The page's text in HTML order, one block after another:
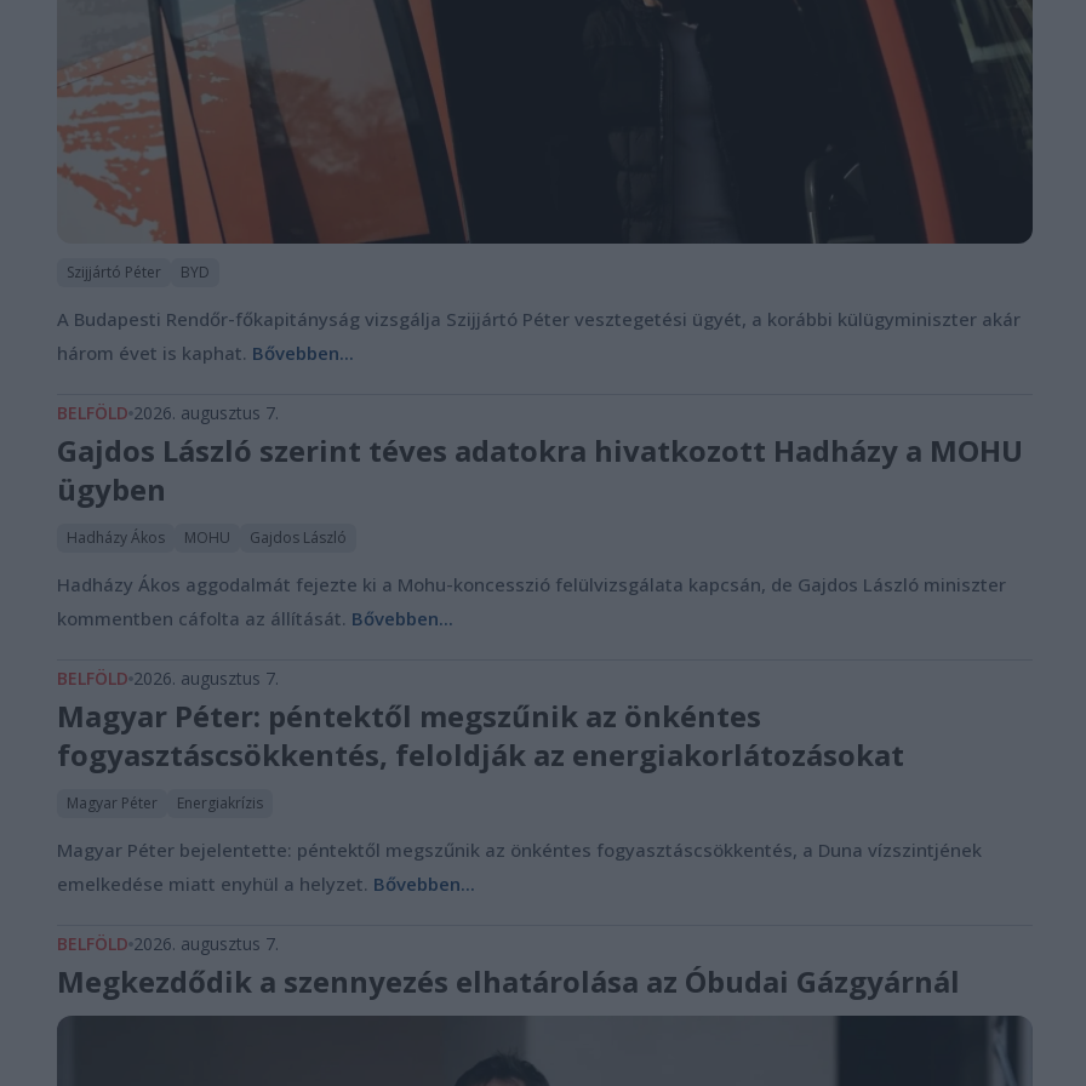
Szijjártó Péter BYD
A Budapesti Rendőr-főkapitányság vizsgálja Szijjártó Péter vesztegetési ügyét, a korábbi külügyminiszter akár
három évet is kaphat. Bővebben...
BELFÖLD 2026. augusztus 7.
Gajdos László szerint téves adatokra hivatkozott Hadházy a MOHU
ügyben
Hadházy Ákos MOHU Gajdos László
Hadházy Ákos aggodalmát fejezte ki a Mohu-koncesszió felülvizsgálata kapcsán, de Gajdos László miniszter
kommentben cáfolta az állítását. Bővebben...
BELFÖLD 2026. augusztus 7.
Magyar Péter: péntektől megszűnik az önkéntes
fogyasztáscsökkentés, feloldják az energiakorlátozásokat
Magyar Péter Energiakrízis
Magyar Péter bejelentette: péntektől megszűnik az önkéntes fogyasztáscsökkentés, a Duna vízszintjének
emelkedése miatt enyhül a helyzet. Bővebben...
BELFÖLD 2026. augusztus 7.
Megkezdődik a szennyezés elhatárolása az Óbudai Gázgyárnál